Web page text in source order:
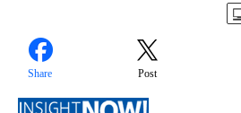
Share Post